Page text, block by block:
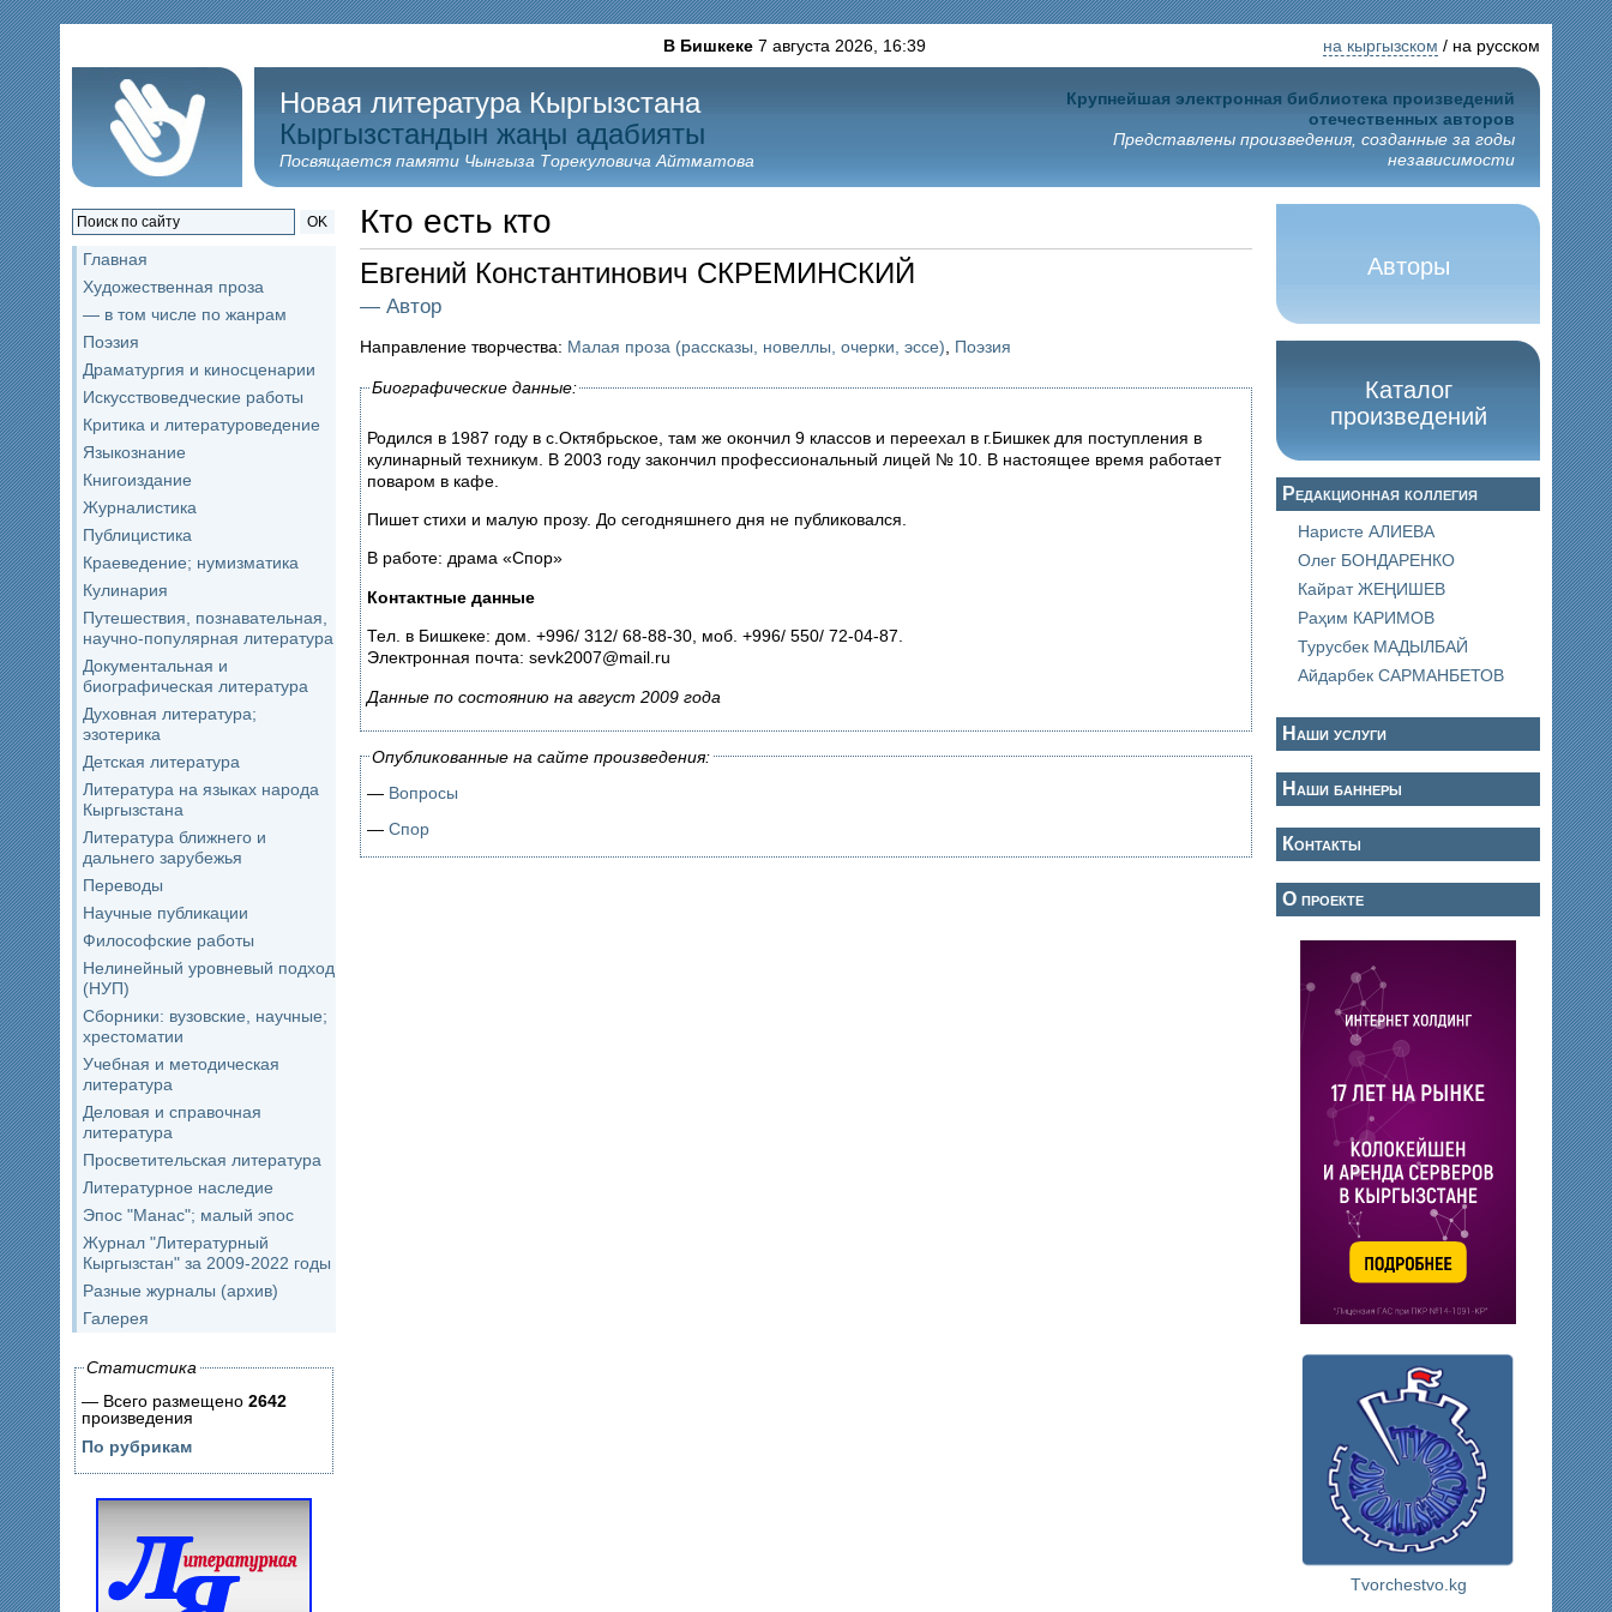
В Бишкеке7 августа 2026, 16:39 на кыргызском / на русском
Новая литература Кыргызстана
Кыргызстандын жаңы адабияты
Посвящается памяти Чынгыза Торекуловича Айтматова
Крупнейшая электронная библиотека произведений
отечественных авторов
Представлены произведения, созданные за годы
независимости
OK
Главная
Художественная проза
— в том числе по жанрам
Поэзия
Драматургия и киносценарии
Искусствоведческие работы
Критика и литературоведение
Языкознание
Книгоиздание
Журналистика
Публицистика
Краеведение; нумизматика
Кулинария
Путешествия, познавательная,
научно-популярная литература
Документальная и
биографическая литература
Духовная литература;
эзотерика
Детская литература
Литература на языках народа
Кыргызстана
Литература ближнего и
дальнего зарубежья
Переводы
Научные публикации
Философские работы
Нелинейный уровневый подход
(НУП)
Сборники: вузовские, научные;
хрестоматии
Учебная и методическая
литература
Деловая и справочная
литература
Просветительская литература
Литературное наследие
Эпос "Манас"; малый эпос
Журнал "Литературный
Кыргызстан" за 2009-2022 годы
Разные журналы (архив)
Галерея
Статистика
— Всего размещено 2642
произведения
По рубрикам
Кто есть кто
Евгений Константинович СКРЕМИНСКИЙ
— Автор
Направление творчества: Малая проза (рассказы, новеллы, очерки, эссе) Поэзия
Биографические данные:
Родился в 1987 году в с.Октябрьское, там же окончил 9 классов и переехал в г.Бишкек для поступления в
кулинарный техникум. В 2003 году закончил профессиональный лицей № 10. В настоящее время работает
поваром в кафе.
Пишет стихи и малую прозу. До сегодняшнего дня не публиковался.
В работе: драма «Спор»
Контактные данные
Тел. в Бишкеке: дом. +996/ 312/ 68-88-30, моб. +996/ 550/ 72-04-87.
Электронная почта: sevk2007@mail.ru
Данные по состоянию на август 2009 года
Опубликованные на сайте произведения:
— Вопросы
— Спор
Авторы
Каталог
произведений
Редакционная коллегия
Наристе АЛИЕВА
Олег БОНДАРЕНКО
Кайрат ЖЕҢИШЕВ
Раҳим КАРИМОВ
Турусбек МАДЫЛБАЙ
Айдарбек САРМАНБЕТОВ
Наши услуги
Наши баннеры
Контакты
О проекте
Tvorchestvo.kg